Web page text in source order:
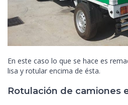
En este caso lo que se hace es
lisa y rotular encima de ésta.
Rotulación de camiones